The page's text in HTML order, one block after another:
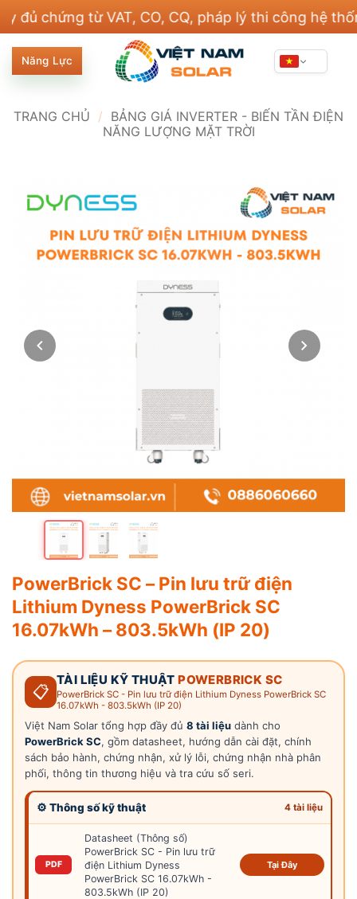
qua
nội
dung
từ VAT, CO, CQ, pháp lý thi công hệ thống
Năng Lực
TRANG CHỦ / BẢNG GIÁ INVERTER - BIẾN TẦN ĐIỆN
NĂNG LƯỢNG MẶT TRỜI
PowerBrick SC – Pin lưu trữ điện
Lithium Dyness PowerBrick SC
16.07kWh – 803.5kWh (IP 20)
📋
TÀI LIỆU KỸ THUẬTPOWERBRICK SC
PowerBrick SC - Pin lưu trữ điện Lithium Dyness PowerBrick SC
16.07kWh - 803.5kWh (IP 20)
Việt Nam Solar tổng hợp đầy đủ 8 tài liệu dành cho
PowerBrick SC, gồm datasheet, hướng dẫn cài đặt, chính
sách bảo hành, chứng nhận, xử lý lỗi, chứng nhận nhà phân
phối, thông tin thương hiệu và tra cứu số seri.
⚙ Thông số kỹ thuật 4 tài liệu
PDF
Datasheet (Thông số)
PowerBrick SC - Pin lưu trữ
điện Lithium Dyness
PowerBrick SC 16.07kWh -
803.5kWh (IP 20)
Tại Đây